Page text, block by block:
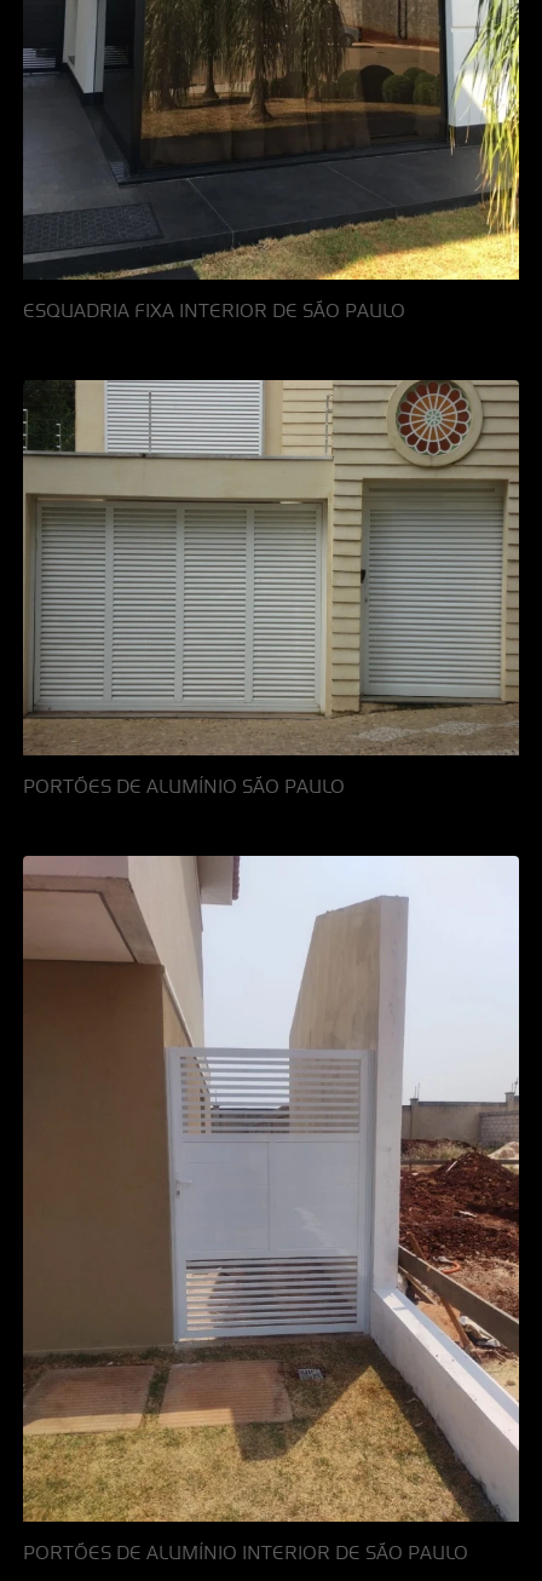
ESQUADRIA FIXA INTERIOR DE SÃO PAULO
PORTÕES DE ALUMÍNIO SÃO PAULO
PORTÕES DE ALUMÍNIO INTERIOR DE SÃO PAULO